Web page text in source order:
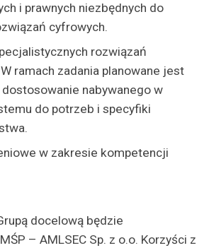
i prawnych niezbędnych do
cyfrowych.
rozwiązań
ramach zadania planowane jest
nabywanego w
do potrzeb i specyfiki
w zakresie kompetencji
docelową będzie
– AMLSEC Sp. z o.o. Korzyści z